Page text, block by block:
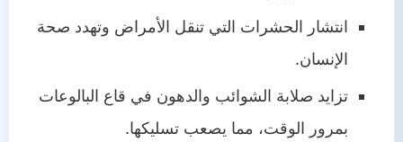
انتشار الحشرات التي تنقل الأمراض وتهدد صحة
الإنسان.
تزايد صلابة الشوائب والدهون في قاع البالوعات
بمرور الوقت، مما يصعب تسليكها.